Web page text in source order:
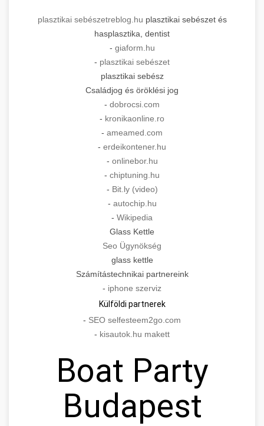
plasztikai sebészetreblog.hu plasztikai sebészet és
hasplasztika, dentist
- giaform.hu
- plasztikai sebészet
plasztikai sebész
Családjog és öröklési jog
- dobrocsi.com
- kronikaonline.ro
- ameamed.com
- erdeikontener.hu
- onlinebor.hu
- chiptuning.hu
- Bit.ly (video)
- autochip.hu
- Wikipedia
Glass Kettle
Seo Ügynökség
glass kettle
Számítástechnikai partnereink
- iphone szerviz
Külföldi partnerek
- SEO selfesteem2go.com
- kisautok.hu makett
Boat Party
Budapest